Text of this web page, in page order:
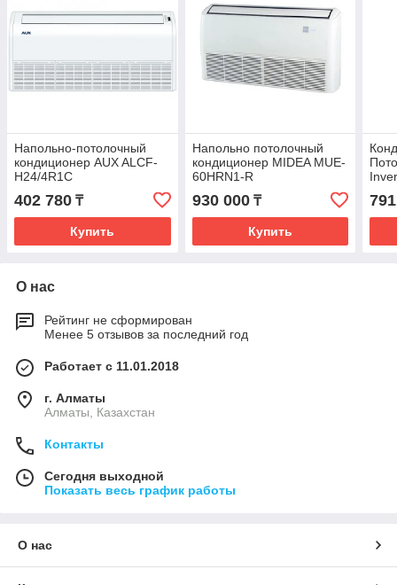
Напольно-потолочный
кондиционер AUX ALCF-
H24/4R1C
402 780 ₸
Купить
Напольно потолочный
кондиционер MIDEA MUE-
60HRN1-R
930 000₸
Купить
/
О нас
Рейтинг не сформирован
Менее 5 отзывов за последний год
Работает с 11.01.2018
г. Алматы
Алматы, Казахстан
Контакты
Сегодня выходной
Показать весь график работы
О нас